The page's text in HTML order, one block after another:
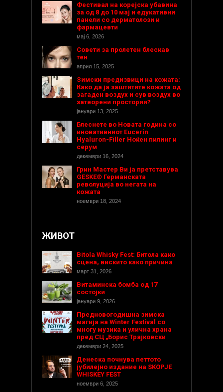
Фестивал на корејска убавина
за од 8 до 10 мај и едукативни
панели со дерматолози и
фармацевти
мај 6, 2026
Совети за пролетен блескав
тен
април 15, 2025
Зимски предизвици на кожата:
Како да ја заштитите кожата од
загаден воздух и сув воздух во
затворени простории?
јануари 13, 2025
Блеснете во Новата година со
иновативниот Eucerin
Hyaluron-Filler Ноќен пилинг и
серум
декември 16, 2024
Грин Мастер Ви ја претставува
GESKE® Германската
револуција во негата на
кожата
ноември 18, 2024
ЖИВОТ
Bitola Whisky Fest: Битола како
сцена, вискито како причина
март 31, 2026
Витаминска бомба од 17
состојки
јануари 9, 2026
Предновогодишнa зимска
магија на Winter Festival со
многу музика и улична храна
пред СЦ „Борис Трајковски
декември 24, 2025
Денеска почнува петтото
јубилејно издание на SKOPJE
WHISKEY FEST
ноември 6, 2025